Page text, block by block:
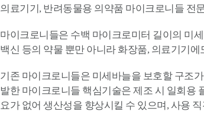
의료기기, 반려동물용 의약품 마이크로니들 전
마이크로니들은 수백 마이크로미터 길이의 미
백신 등의 약물 뿐만 아니라 화장품, 의료기기에
기존 마이크로니들은 미세바늘을 보호할 구조
발한 마이크로니들 핵심기술은 제조 시 일회용
요가 없어 생산성을 향상시킬 수 있으며, 사용